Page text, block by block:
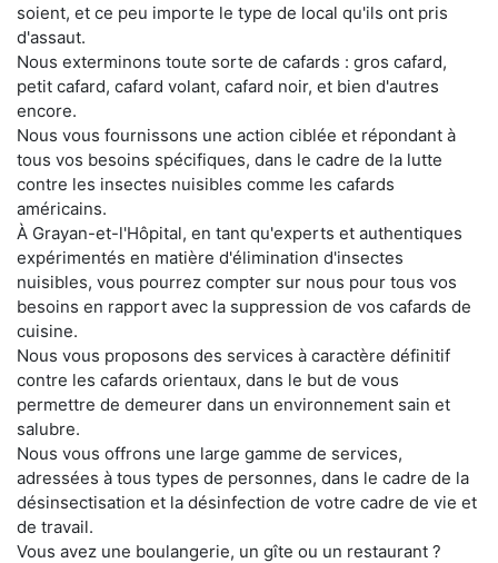
soient, et ce peu importe le type de local qu'ils ont pris
d'assaut.
Nous exterminons toute sorte de cafards : gros cafard,
petit cafard, cafard volant, cafard noir, et bien d'autres
encore.
Nous vous fournissons une action ciblée et répondant à
tous vos besoins spécifiques, dans le cadre de la lutte
contre les insectes nuisibles comme les cafards
américains.
À Grayan-et-l'Hôpital, en tant qu'experts et authentiques
expérimentés en matière d'élimination d'insectes
nuisibles, vous pourrez compter sur nous pour tous vos
besoins en rapport avec la suppression de vos cafards de
cuisine.
Nous vous proposons des services à caractère définitif
contre les cafards orientaux, dans le but de vous
permettre de demeurer dans un environnement sain et
salubre.
Nous vous offrons une large gamme de services,
adressées à tous types de personnes, dans le cadre de la
désinsectisation et la désinfection de votre cadre de vie et
de travail.
Vous avez une boulangerie, un gîte ou un restaurant ?